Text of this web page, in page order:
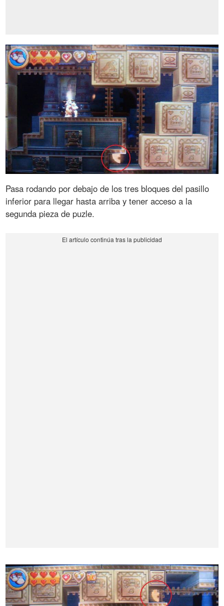
Pasa rodando por debajo de los tres bloques del pasillo
inferior para llegar hasta arriba y tener acceso a la
segunda pieza de puzle.